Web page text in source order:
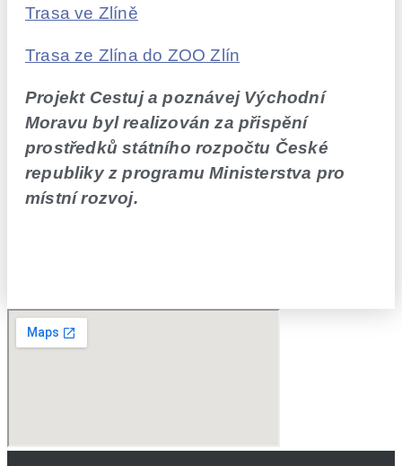
Trasa ve Zlíně
Trasa ze Zlína do ZOO Zlín
Projekt Cestuj a poznávej Východní
Moravu byl realizován za přispění
prostředků státního rozpočtu České
republiky z programu Ministerstva pro
místní rozvoj.